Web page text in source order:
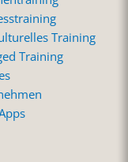
Training
Training